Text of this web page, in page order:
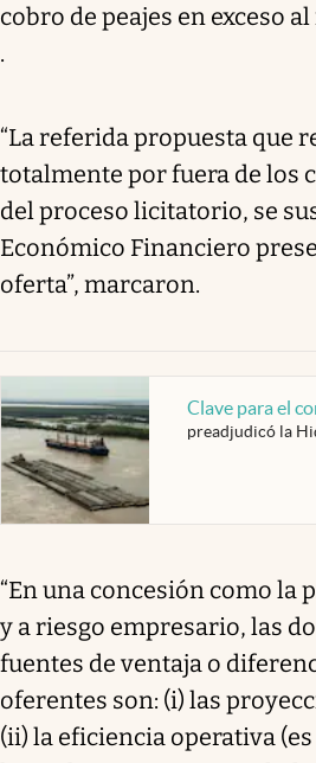
cobro de peajes en exceso
.
“La referida propuesta que
totalmente por fuera de los
del proceso licitatorio, se
Económico Financiero
oferta”, marcaron.
Clave para el
preadjudicó la
“En una concesión como la
y a riesgo empresario, las
fuentes de ventaja o
oferentes son: (i) las
(ii) la eficiencia operativa